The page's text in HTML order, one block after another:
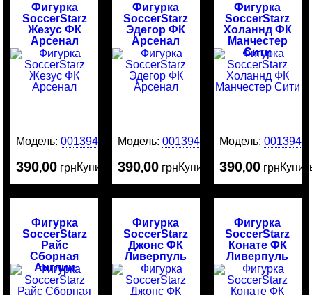
Фигурка
SoccerStarz
Жезус ФК
Арсенал
Модель:0013949
390,00 грнКупить
Фигурка
SoccerStarz
Эдегор ФК
Арсенал
Модель:0013946
390,00 грнКупить
Фигурка
SoccerStarz
Холаннд ФК
Манчестер
Сити
Модель: 0013945
390,00 грн
Фигурка
SoccerStarz
Райс
Сборная
Англии
Фигурка
SoccerStarz
Джонс ФК
Ливерпуль
Фигурка
SoccerStarz
Конате ФК
Ливерпуль